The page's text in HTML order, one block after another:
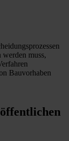
werden muss,
Bauvorhaben